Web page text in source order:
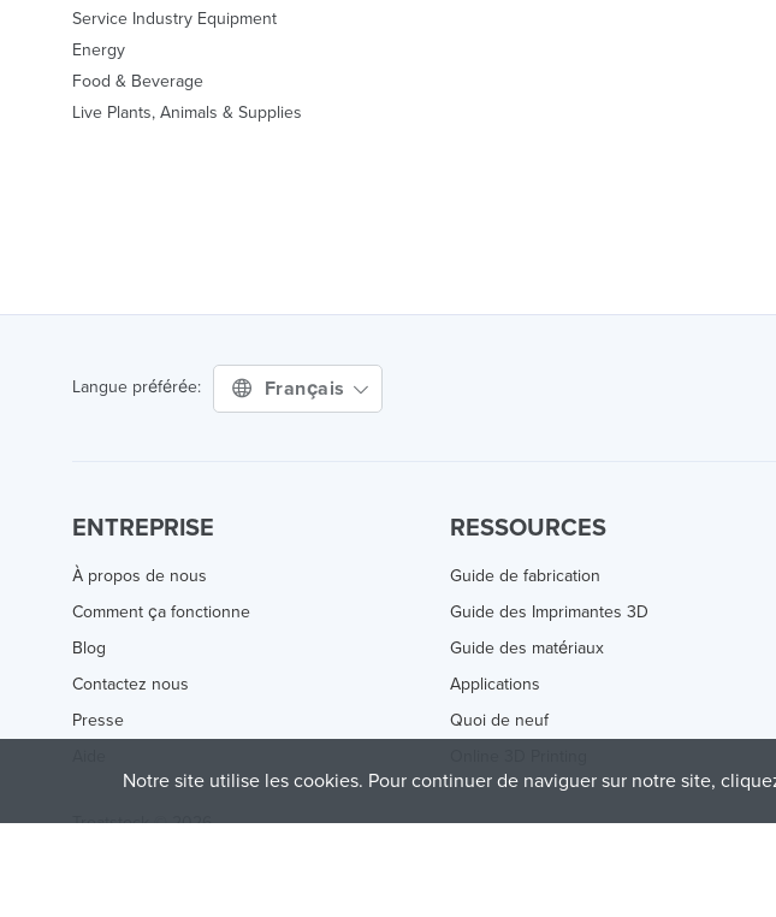
Service Industry Equipment
Energy
Food & Beverage
Live Plants, Animals & Supplies
Langue préférée: Français
ENTREPRISE
À propos de nous
Comment ça fonctionne
Blog
Contactez nous
Presse
RESSOURCES
Guide de fabrication
Guide des Imprimantes 3D
Guide des matériaux
Applications
Quoi de neuf
Treatstock © 2026
Notre site utilise les cookies. Pour continuer de naviguer sur notre site,